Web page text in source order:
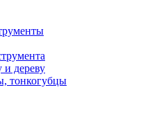
дереву
тонкогубцы